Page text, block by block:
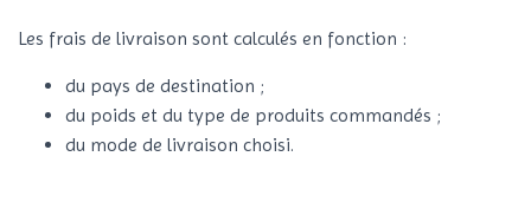
Les frais de livraison sont calculés en fonction :
du pays de destination ;
du poids et du type de produits commandés ;
du mode de livraison choisi.